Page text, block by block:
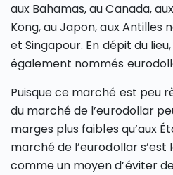
aux Bahamas, au Canada,
Kong, au Japon, aux Antilles
et Singapour. En dépit du
également nommés
Puisque ce marché est peu
du marché de l’eurodollar
marges plus faibles qu’aux
marché de l’eurodollar
comme un moyen d’éviter